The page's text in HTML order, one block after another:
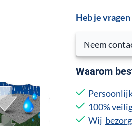
Heb je
Neem
Waarom
100% veilig
Wij